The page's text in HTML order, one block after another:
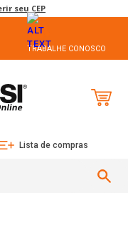
seu CEP
TRABALHE CONOSCO
Lista de compras